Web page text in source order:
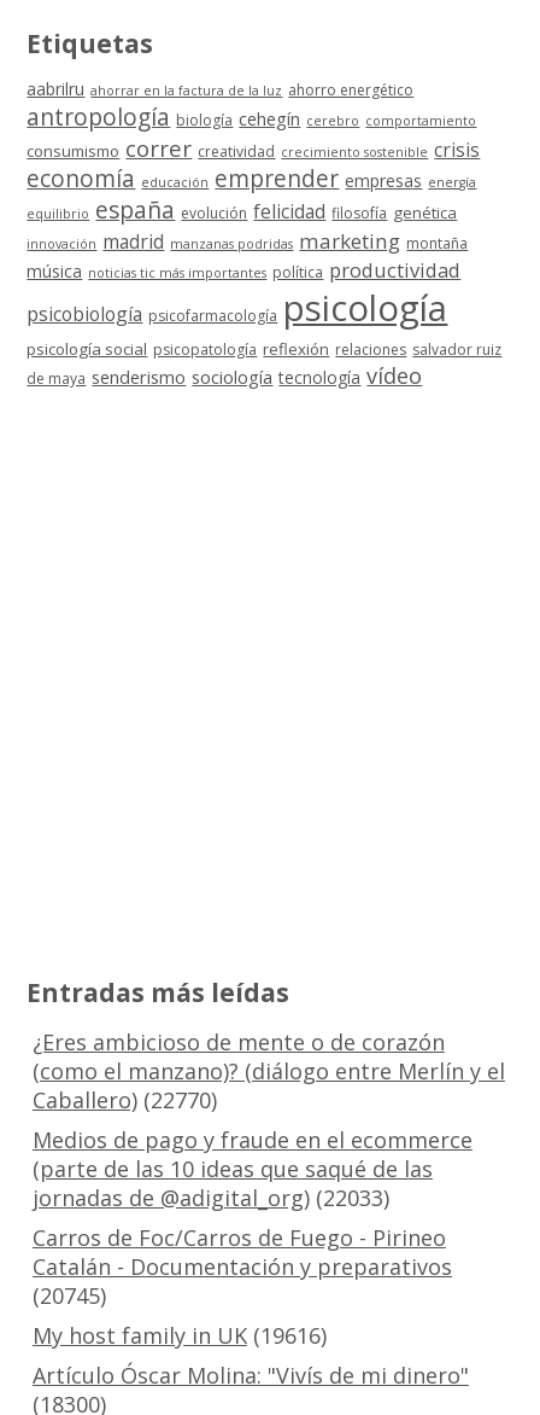
Etiquetas
aabrilru ahorrar en la factura de la luz ahorro energético
antropología biología cehegín cerebro comportamiento
consumismo correr creatividad crecimiento sostenible crisis
economía educación emprender empresas energía
equilibrio españa evolución felicidad filosofía genética
innovación madrid manzanas podridas marketing montaña
música noticias tic más importantes política productividad
psicobiología psicofarmacología psicología
psicología social psicopatología reflexión relaciones salvador ruiz
de maya senderismo sociología tecnología vídeo
Entradas más leídas
¿Eres ambicioso de mente o de corazón
(como el manzano)? (diálogo entre Merlín y el
Caballero)(22770)
Medios de pago y fraude en el ecommerce
(parte de las 10 ideas que saqué de las
jornadas de @adigital_org)(22033)
Carros de Foc/Carros de Fuego - Pirineo
Catalán - Documentación y preparativos
(20745)
My host family in UK(19616)
Artículo Óscar Molina: "Vivís de mi dinero"
(18300)